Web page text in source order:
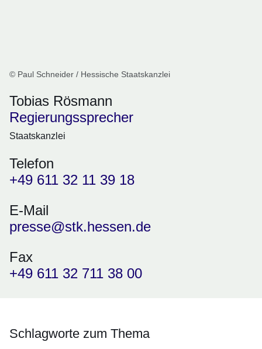
© Paul Schneider / Hessische Staatskanzlei
Tobias Rösmann
Regierungssprecher
Staatskanzlei
Telefon
+49 611 32 11 39 18
E-Mail
presse@stk.hessen.de
Fax
+49 611 32 711 38 00
Schlagworte zum Thema